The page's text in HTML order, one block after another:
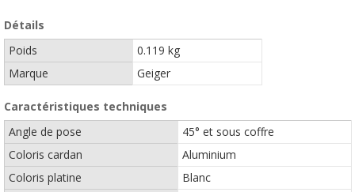
Détails
Poids
0.119 kg
Marque
Geiger
Caractéristiques techniques
Angle de pose
45° et sous coffre
Coloris cardan
Aluminium
Coloris platine
Blanc